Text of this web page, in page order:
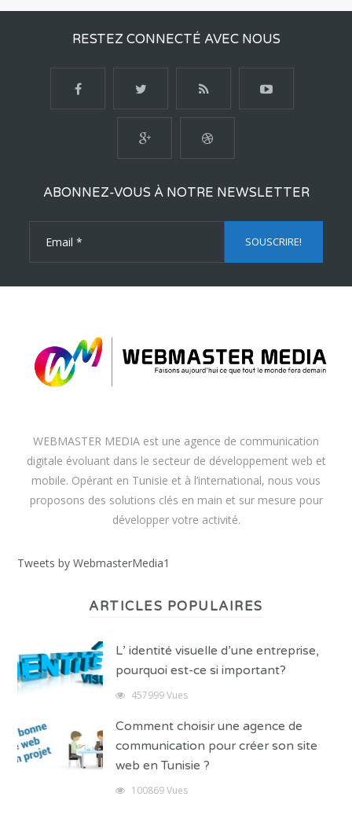
RESTEZ CONNECTÉ AVEC NOUS
ABONNEZ-VOUS À NOTRE NEWSLETTER
WEBMASTER MEDIA est une agence de communication
digitale évoluant dans le secteur de développement web et
mobile. Opérant en Tunisie et à l’international, nous vous
proposons des solutions clés en main et sur mesure pour
développer votre activité.
Tweets by WebmasterMedia1
ARTICLES POPULAIRES
L’ identité visuelle d’une entreprise,
pourquoi est-ce si important?
457999 Vues
Comment choisir une agence de
communication pour créer son site
web en Tunisie ?
100869 Vues